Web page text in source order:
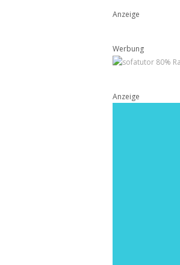
Anzeige
Werbung
Anzeige